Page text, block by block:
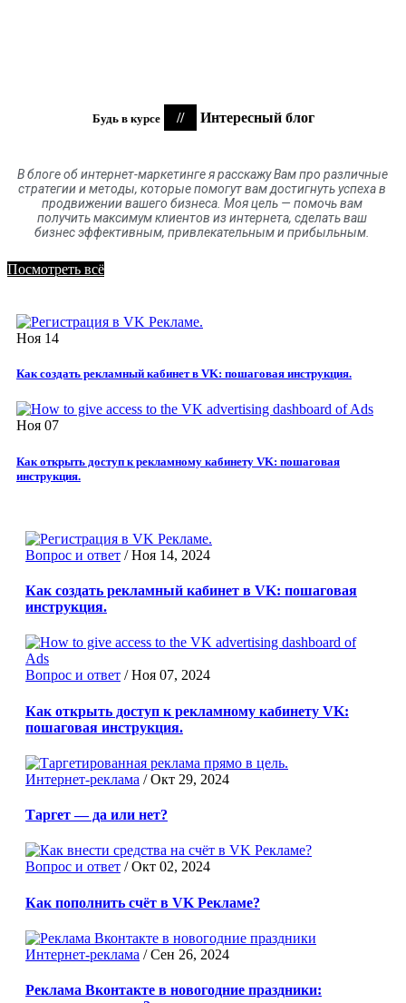
Будь в курсе // Интересный блог
В блогеобинтернет-маркетинге я расскажу Вам про различные
стратегии и методы, которые помогут вам достигнуть успеха в
продвижении вашего бизнеса. Моя цель — помочь вам
получить максимум клиентовизинтернета, сделать ваш
бизнес эффективным, привлекательным и прибыльным.
Посмотреть всё
Ноя 14
Как создать рекламный кабинет в VK: пошаговая инструкция.
Ноя 07
Как открыть доступ к рекламному кабинету VK: пошаговая
инструкция.
Вопрос и ответ /Ноя 14, 2024
Как создать рекламный кабинет в VK: пошаговая
инструкция.
Вопрос и ответ /Ноя 07, 2024
Как открыть доступ к рекламному кабинету VK:
пошаговая инструкция.
Интернет-реклама /Окт 29, 2024
Таргет — да или нет?
Вопрос и ответ /Окт 02, 2024
Как пополнить счёт в VK Рекламе?
Интернет-реклама /Сен 26, 2024
Реклама Вконтакте в новогодние праздники: